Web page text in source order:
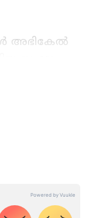
അഭികേൽ
റൂറൽ